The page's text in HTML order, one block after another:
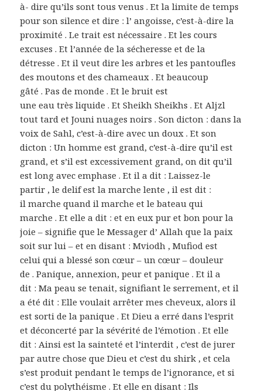
à- dire qu’ils sont tous venus . Et la limite de temps
pour son silence et dire : l’ angoisse, c’est-à-dire la
proximité . Le trait est nécessaire . Et les cours
excuses . Et l’année de la sécheresse et de la
détresse . Et il veut dire les arbres et les pantoufles
des moutons et des chameaux . Et beaucoup
gâté . Pas de monde . Et le bruit est
une eau très liquide . Et Sheikh Sheikhs . Et Aljzl
tout tard et Jouni nuages ​​noirs . Son dicton : dans la
voix de Sahl, c’est-à-dire avec un doux . Et son
dicton : Un homme est grand, c’est-à-dire qu’il est
grand, et s’il est excessivement grand, on dit qu’il
est long avec emphase . Et il a dit : Laissez-le
partir , le delif est la marche lente , il est dit :
il marche quand il marche et le bateau qui
marche . Et elle a dit : et en eux pur et bon pour la
joie – signifie que le Messager d’ Allah que la paix
soit sur lui – et en disant : Mviodh , Mufiod est
celui qui a blessé son cœur – un cœur – douleur
de . Panique, annexion, peur et panique . Et il a
dit : Ma peau se tenait, signifiant le serrement, et il
a été dit : Elle voulait arrêter mes cheveux, alors il
est sorti de la panique . Et Dieu a erré dans l’esprit
et déconcerté par la sévérité de l’émotion . Et elle
dit : Ainsi est la sainteté et l’interdit , c’est de jurer
par autre chose que Dieu et c’est du shirk , et cela
s’est produit pendant le temps de l’ignorance, et si
c’est du polythéisme . Et elle en disant : Ils